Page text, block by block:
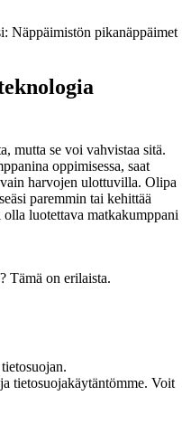
Näppäimistön pikanäppäimet
mutta se voi vahvistaa sitä.
oppimisessa, saat
harvojen ulottuvilla. Olipa
paremmin tai kehittää
luotettava matkakumppani
Tämä on erilaista.
tietosuojakäytäntömme. Voit